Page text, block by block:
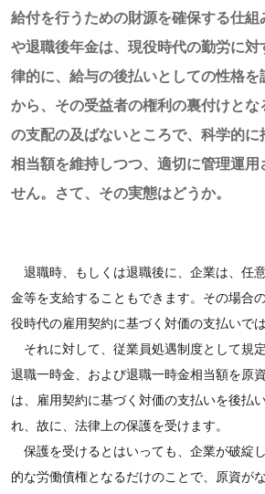
給付を行うための財源を確保する仕組
や退職後年金は、現役時代の勤労に対
律的に、給与の後払いとしての性格を
から、その受益者の権利の裏付けとな
の支配の及ばないところで、科学的に
相当額を維持しつつ、適切に管理運用
せん。さて、その実態はどうか。
退職時、もしくは退職後に、企業は、任
金等を支給することもできます。その場合
役時代の雇用契約に基づく対価の支払いで
それに対して、従業員処遇制度として規
退職一時金、および退職一時金相当額を原
は、雇用契約に基づく対価の支払いを後払
れ、故に、法律上の保護を受けます。
保護を受けるとはいっても、企業が破綻
的な労働債権となるだけのことで、原資が